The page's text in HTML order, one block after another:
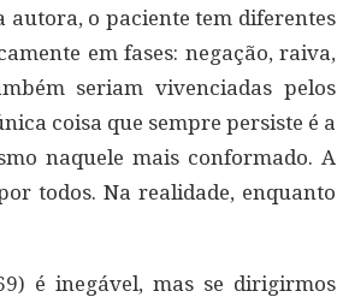
autora, o paciente tem diferentes
em fases: negação, raiva,
seriam vivenciadas pelos
coisa que sempre persiste é a
naquele mais conformado. A
todos. Na realidade, enquanto
é inegável, mas se dirigirmos